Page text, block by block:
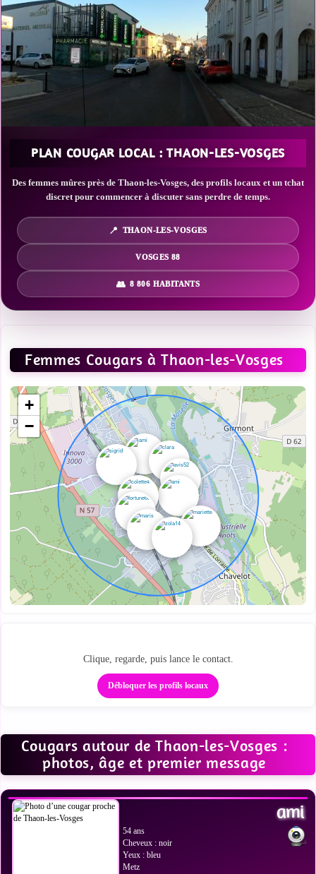
PLAN COUGAR LOCAL : THAON-LES-VOSGES
Des femmes mûres près de Thaon-les-Vosges, des profils locaux et un tchat
discret pour commencer à discuter sans perdre de temps.
THAON-LES-VOSGES
VOSGES 88
8 806 HABITANTS
Femmes Cougars à Thaon-les-Vosges
+
−
Clique, regarde, puis lance le contact.
Débloquer les profils locaux
Cougars autour de Thaon-les-Vosges :
photos, âge et premier message
VOIR LES PHOTOS
ami
54 ans
Cheveux : noir
Yeux : bleu
Metz